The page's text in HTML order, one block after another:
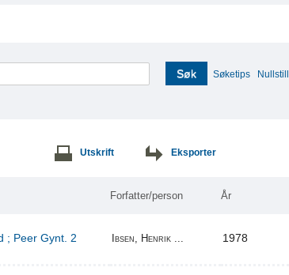
Søk Søketips Nullstill
Utskrift Eksporter
Forfatter/person År
; Peer Gynt. 2 Ibsen, Henrik ... 1978